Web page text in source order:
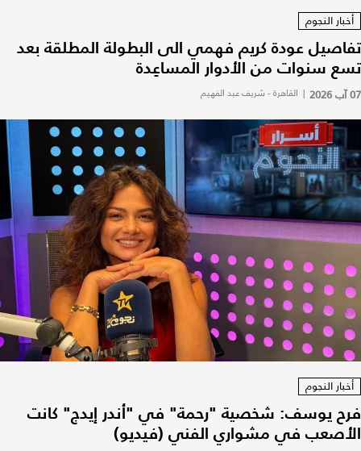
أخبار النجوم
تفاصيل عودة كريم فهمي الى البطولة المطلقة بعد
تسع سنوات من الأدوار المساعِدة
07 آب 2026 | القاهرة - شريف عبد الفهيم
أخبار النجوم
فرح يوسف: شخصية "رحمة" في "أندر إيدج" كانت
الأصعب في مشواري الفني (فيديو)